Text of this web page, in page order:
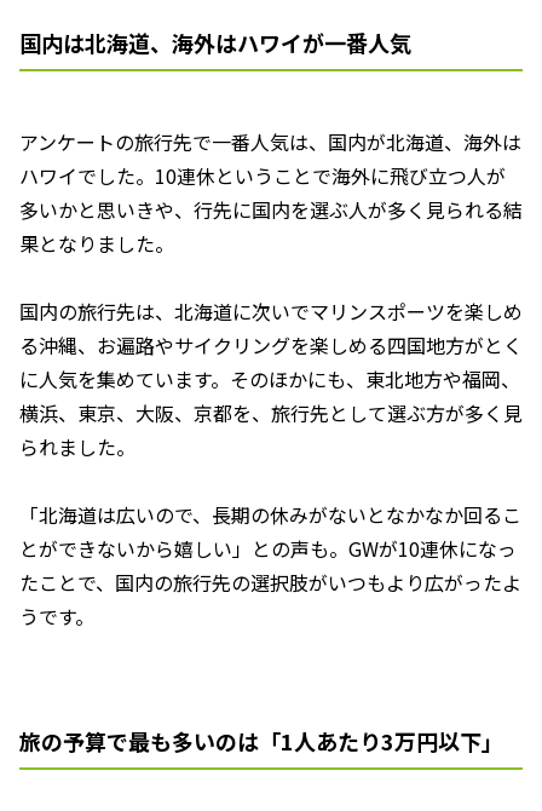
国内は北海道、海外はハワイが一番人気
アンケートの旅行先で一番人気は、国内が北海道、海外は
ハワイでした。10連休ということで海外に飛び立つ人が
多いかと思いきや、行先に国内を選ぶ人が多く見られる結
果となりました。
国内の旅行先は、北海道に次いでマリンスポーツを楽しめ
る沖縄、お遍路やサイクリングを楽しめる四国地方がとく
に人気を集めています。そのほかにも、東北地方や福岡、
横浜、東京、大阪、京都を、旅行先として選ぶ方が多く見
られました。
「北海道は広いので、長期の休みがないとなかなか回るこ
とができないから嬉しい」との声も。GWが10連休になっ
たことで、国内の旅行先の選択肢がいつもより広がったよ
うです。
旅の予算で最も多いのは「1人あたり3万円以下」